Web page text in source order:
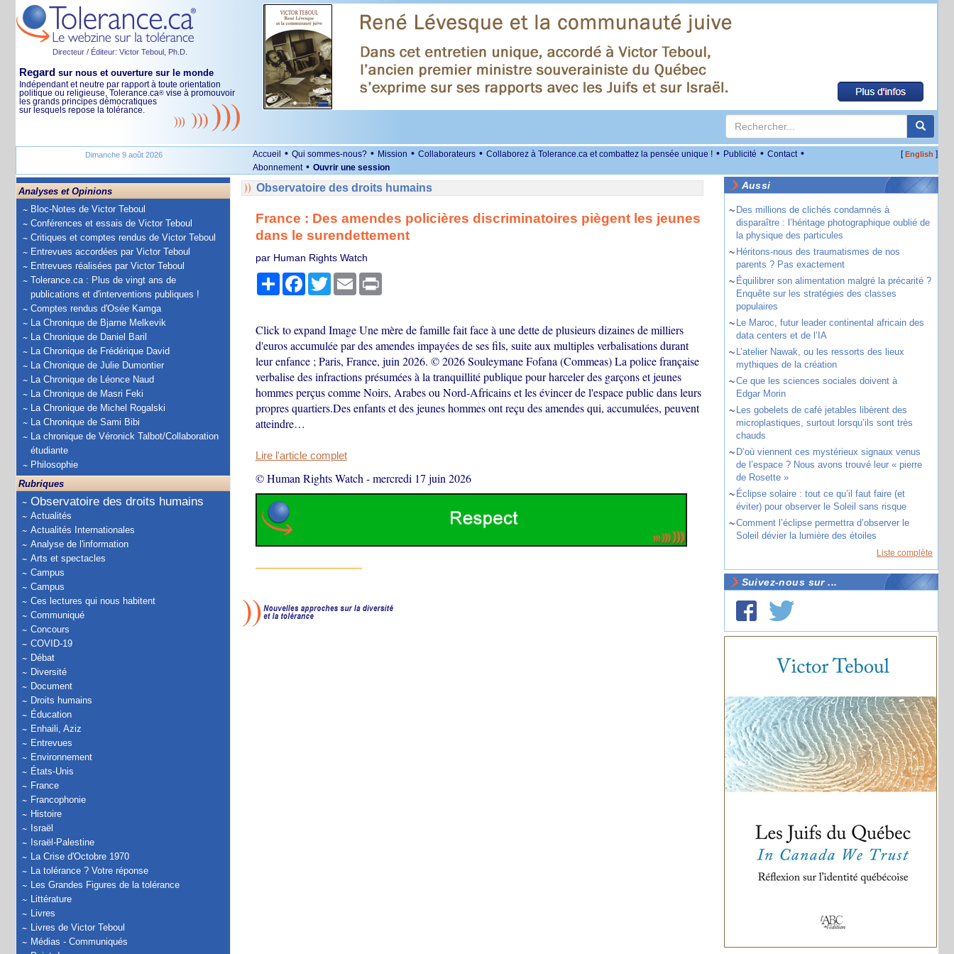
Directeur / Éditeur: Victor Teboul, Ph.D.
Regard sur nous et ouverture sur le monde
Indépendant et neutre par rapport à toute orientation
politique ou religieuse, Tolerance.ca® vise à promouvoir
les grands principes démocratiques
sur lesquels repose la tolérance.
Dimanche 9 août 2026 Accueil • Qui sommes-nous? • Mission • Collaborateurs • Collaborez à Tolerance.ca et combattez la pensée unique ! • Publicité • Contact •
Abonnement • Ouvrir une session
[English ]
Analyses et Opinions
Bloc-Notes de Victor Teboul
Conférences et essais de Victor Teboul
Critiques et comptes rendus de Victor Teboul
Entrevues accordées par Victor Teboul
Entrevues réalisées par Victor Teboul
Tolerance.ca : Plus de vingt ans de
publications et d'interventions publiques !
Comptes rendus d'Osée Kamga
La Chronique de Bjarne Melkevik
La Chronique de Daniel Baril
La Chronique de Frédérique David
La Chronique de Julie Dumontier
La Chronique de Léonce Naud
La Chronique de Masri Feki
La Chronique de Michel Rogalski
La Chronique de Sami Bibi
La chronique de Véronick Talbot/Collaboration
étudiante
Philosophie
Rubriques
Observatoire des droits humains
Actualités
Actualités Internationales
Analyse de l'information
Arts et spectacles
Campus
Campus
Ces lectures qui nous habitent
Communiqué
Concours
COVID-19
Débat
Diversité
Document
Droits humains
Éducation
Enhaili, Aziz
Entrevues
Environnement
États-Unis
France
Francophonie
Histoire
Israël
Israël-Palestine
La Crise d'Octobre 1970
La tolérance ? Votre réponse
Les Grandes Figures de la tolérance
Littérature
Livres
Livres de Victor Teboul
Médias - Communiqués
Observatoire des droits humains
France : Des amendes policières discriminatoires piègent les jeunes
dans le surendettement
par Human Rights Watch
PartagerFacebook
TwitterEmail Print
Click to expand Image Une mère de famille fait face à une dette de plusieurs dizaines de milliers
d'euros accumulée par des amendes impayées de ses fils, suite aux multiples verbalisations durant
leur enfance ; Paris, France, juin 2026. © 2026 Souleymane Fofana (Commeas) La police française
verbalise des infractions présumées à la tranquillité publique pour harceler des garçons et jeunes
hommes perçus comme Noirs, Arabes ou Nord-Africains et les évincer de l'espace public dans leurs
propres quartiers.Des enfants et des jeunes hommes ont reçu des amendes qui, accumulées, peuvent
atteindre…
Lire l'article complet
© Human Rights Watch -mercredi 17 juin 2026
Aussi
~ Des millions de clichés condamnés à
disparaître : l’héritage photographique oublié de
la physique des particules
~ Héritons-nous des traumatismes de nos
parents ? Pas exactement
~ Équilibrer son alimentation malgré la précarité ?
Enquête sur les stratégies des classes
populaires
~ Le Maroc, futur leader continental africain des
data centers et de l’IA
~ L’atelier Nawak, ou les ressorts des lieux
mythiques de la création
~Ce que les sciences sociales doivent à
Edgar Morin
~ Les gobelets de café jetables libèrent des
microplastiques, surtout lorsqu’ils sont très
chauds
~ D’où viennent ces mystérieux signaux venus
de l’espace ? Nous avons trouvé leur « pierre
de Rosette »
~ Éclipse solaire : tout ce qu’il faut faire (et
éviter) pour observer le Soleil sans risque
~Comment l’éclipse permettra d’observer le
Soleil dévier la lumière des étoiles
Liste complète
Suivez-nous sur ...